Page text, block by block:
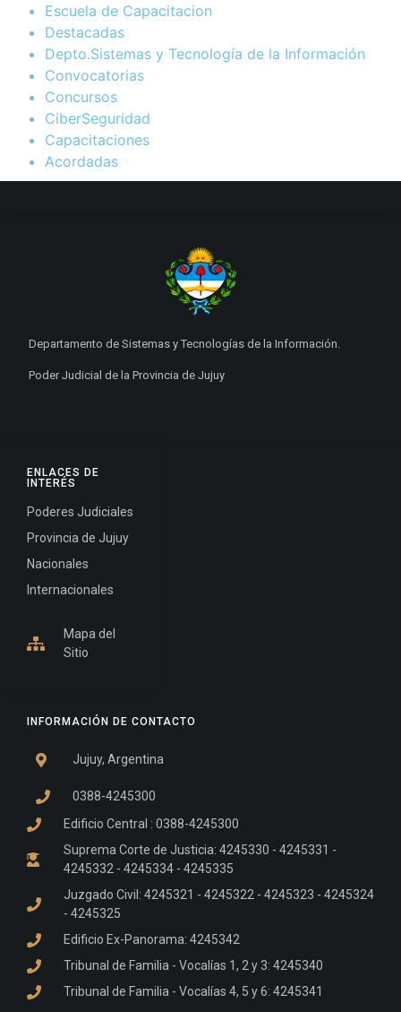
Escuela de Capacitacion
Destacadas
Depto.Sistemas y Tecnología de la Información
Convocatorias
Concursos
CiberSeguridad
Capacitaciones
Acordadas
INFORMACIÓN DE CONTACTO
Jujuy, Argentina
0388-4245300
Edificio Central : 0388-4245300
Suprema Corte de Justicia: 4245330 - 4245331 -
4245332 - 4245334 - 4245335
Juzgado Civil: 4245321 - 4245322 - 4245323 - 4245324
- 4245325
Edificio Ex-Panorama: 4245342
Tribunal de Familia - Vocalías 1, 2 y 3: 4245340
Tribunal de Familia - Vocalías 4, 5 y 6: 4245341
ENLACES DE
INTERÉS
Poderes Judiciales
Provincia de Jujuy
Nacionales
Internacionales
Mapa del
Sitio
Departamento de Sistemas y Tecnologías de la Información.
Poder Judicial de la Provincia de Jujuy